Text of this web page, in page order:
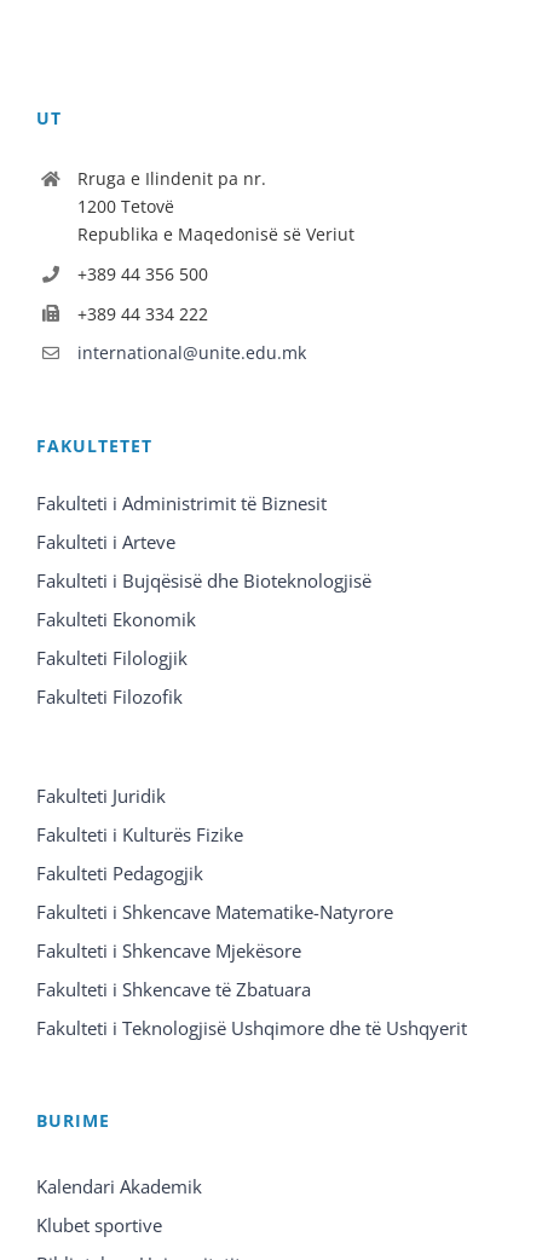
UT
Rruga e Ilindenit pa nr.
1200 Tetovë
Republika e Maqedonisë së Veriut
+389 44 356 500
+389 44 334 222
international@unite.edu.mk
FAKULTETET
Fakulteti i Administrimit të Biznesit
Fakulteti i Arteve
Fakulteti i Bujqësisë dhe Bioteknologjisë
Fakulteti Ekonomik
Fakulteti Filologjik
Fakulteti Filozofik
Fakulteti Juridik
Fakulteti i Kulturës Fizike
Fakulteti Pedagogjik
Fakulteti i Shkencave Matematike-Natyrore
Fakulteti i Shkencave Mjekësore
Fakulteti i Shkencave të Zbatuara
Fakulteti i Teknologjisë Ushqimore dhe të Ushqyerit
BURIME
Kalendari Akademik
Klubet sportive